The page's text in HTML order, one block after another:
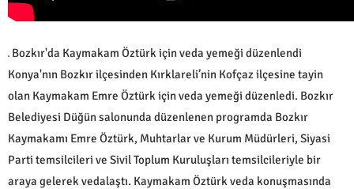
Bozkır'da Kaymakam Öztürk için veda yemeği düzenlendi
Konya'nın Bozkır ilçesinden Kırklareli’nin Kofçaz ilçesine tayin
olan Kaymakam Emre Öztürk için veda yemeği düzenledi. Bozkır
Belediyesi Düğün salonunda düzenlenen programda Bozkır
Kaymakamı Emre Öztürk, Muhtarlar ve Kurum Müdürleri, Siyasi
Parti temsilcileri ve Sivil Toplum Kuruluşları temsilcileriyle bir
araya gelerek vedalaştı. Kaymakam Öztürk veda konuşmasında